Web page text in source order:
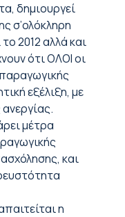
δημιουργεί
σ’ολόκληρη
2012 αλλά και
ότι ΟΛΟΙ οι
εξέλιξη, με
μέτρα
και
η